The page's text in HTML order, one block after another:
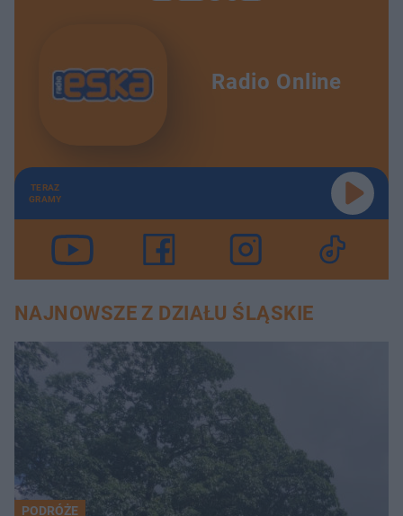
Radio Online
TERAZ
GRAMY
NAJNOWSZE Z DZIAŁU ŚLĄSKIE
PODRÓŻE